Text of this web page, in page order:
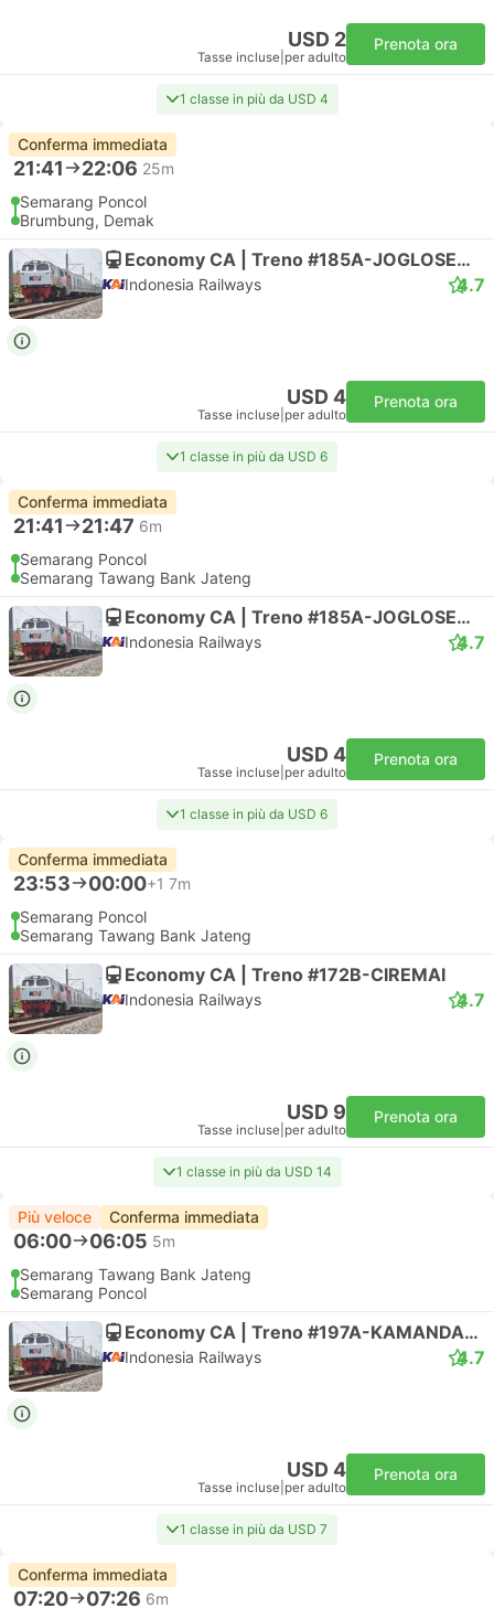
USD 2
Tasse incluse per adulto
Prenota ora
1 classe in più da USD 4
Conferma immediata
21:41 22:06 25m
Semarang Poncol
Brumbung, Demak
Economy CA | Treno #185A-JOGLOSEMARKERTO
Indonesia Railways 4.7
USD 4
Tasse incluse per adulto
Prenota ora
1 classe in più da USD 6
Conferma immediata
21:41 21:47 6m
Semarang Poncol
Semarang Tawang Bank Jateng
Economy CA | Treno #185A-JOGLOSEMARKERTO
Indonesia Railways 4.7
USD 4
Tasse incluse per adulto
Prenota ora
1 classe in più da USD 6
Conferma immediata
23:53 00:00+1 7m
Semarang Poncol
Semarang Tawang Bank Jateng
Economy CA | Treno #172B-CIREMAI
Indonesia Railways 4.7
USD 9
Tasse incluse per adulto
Prenota ora
1 classe in più da USD 14
Più veloce Conferma immediata
06:00 06:05 5m
Semarang Tawang Bank Jateng
Semarang Poncol
Economy CA | Treno #197A-KAMANDAKA
Indonesia Railways 4.7
USD 4
Tasse incluse per adulto
Prenota ora
1 classe in più da USD 7
Conferma immediata
07:20 07:26 6m